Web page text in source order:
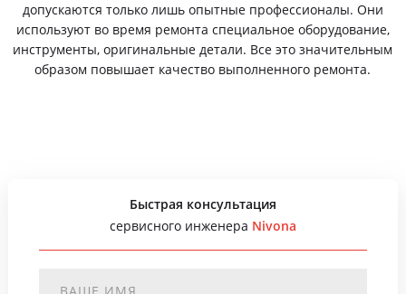
допускаются только лишь опытные профессионалы. Они
используют во время ремонта специальное оборудование,
инструменты, оригинальные детали. Все это значительным
образом повышает качество выполненного ремонта.
Быстрая консультация
сервисного инженера Nivona